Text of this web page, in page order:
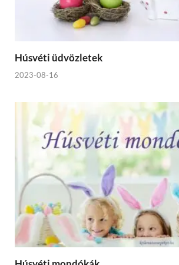
Húsvéti üdvözletek
2023-08-16